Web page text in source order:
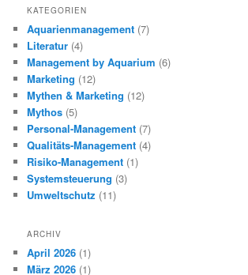
KATEGORIEN
Aquarienmanagement (7)
Literatur (4)
Management by Aquarium (6)
Marketing (12)
Mythen & Marketing (12)
Mythos (5)
Personal-Management (7)
Qualitäts-Management (4)
Risiko-Management (1)
Systemsteuerung (3)
Umweltschutz (11)
ARCHIV
April 2026 (1)
März 2026 (1)